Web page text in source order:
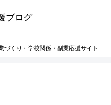
ブログ
づくり・学校関係・副業応援サイト